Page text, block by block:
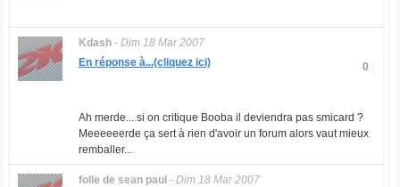
Kdash- Dim 18 Mar 2007
0
En réponse à...(cliquez ici)
Ah merde... si on critique Booba il deviendra pas smicard ?
Meeeeeerde ça sert à rien d'avoir un forum alors vaut mieux
remballer...
folle de sean paul - Dim 18 Mar 2007